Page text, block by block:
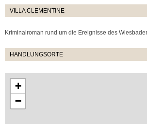
VILLA CLEMENTINE
Kriminalroman rund um die Ereignisse des
HANDLUNGSORTE
+
−